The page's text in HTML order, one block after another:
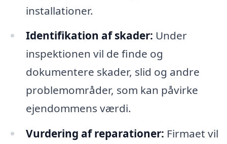
installationer.
Identifikation af skader: Under
inspektionen vil de finde og
dokumentere skader, slid og andre
problemområder, som kan påvirke
ejendommens værdi.
Vurdering af reparationer: Firmaet vil